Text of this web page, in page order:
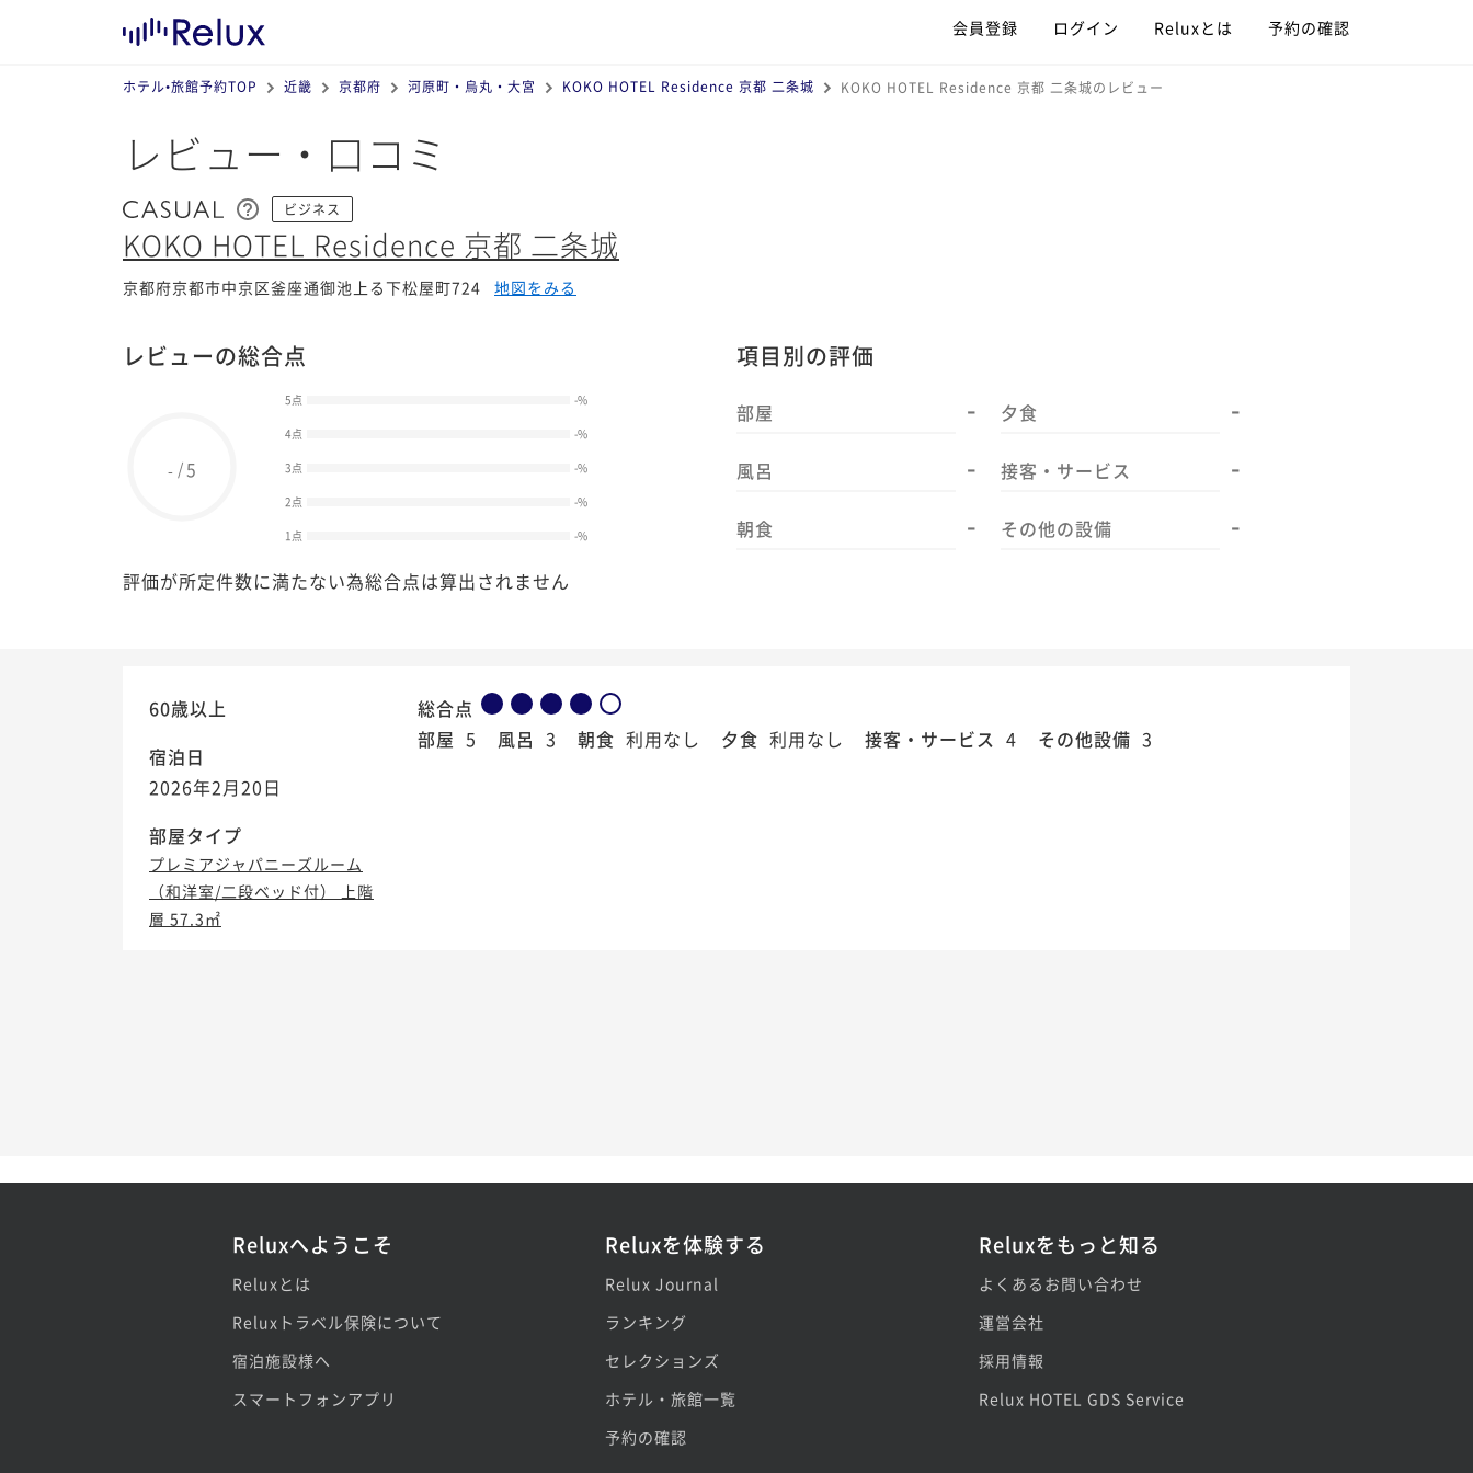
会員登録 ログイン Reluxとは 予約の確認
ホテル•旅館予約TOP 近畿 京都府 河原町・烏丸・大宮 KOKO HOTEL Residence 京都 二条城 KOKO HOTEL Residence 京都 二条城のレビュー
レビュー・口コミ
ビジネス
KOKO HOTEL Residence 京都 二条城
京都府京都市中京区釜座通御池上る下松屋町724 地図をみる
レビューの総合点
- /5
5点 -%
4点 -%
3点 -%
2点 -%
1点 -%
評価が所定件数に満たない為総合点は算出されません
項目別の評価
部屋 -
風呂 -
朝食 -
夕食 -
接客・サービス -
その他の設備 -
60歳以上
宿泊日
2026年2月20日
部屋タイプ
プレミアジャパニーズルーム
（和洋室/二段ベッド付） 上階
層 57.3㎡
総合点
部屋 5 風呂 3 朝食 利用なし 夕食 利用なし 接客・サービス 4 その他設備 3
Reluxへようこそ
Reluxとは
Reluxトラベル保険について
宿泊施設様へ
スマートフォンアプリ
Reluxを体験する
Relux Journal
ランキング
セレクションズ
ホテル・旅館一覧
予約の確認
Reluxをもっと知る
よくあるお問い合わせ
運営会社
採用情報
Relux HOTEL GDS Service